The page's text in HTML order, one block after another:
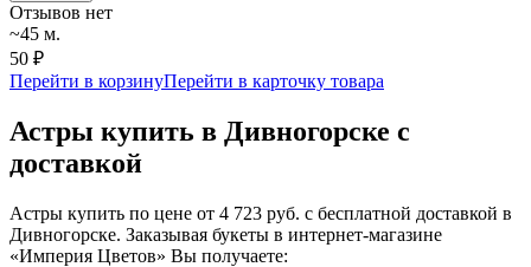
Отзывов нет
~45 м.
50 ₽
Перейти в корзинуПерейти в карточку товара
Астры купить в Дивногорске с
доставкой
Астры купить по цене от 4 723 руб. с бесплатной доставкой в
Дивногорске. Заказывая букеты в интернет-магазине
«Империя Цветов» Вы получаете: